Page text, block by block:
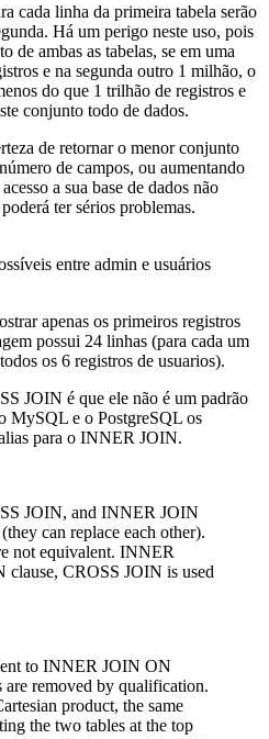
cada linha da primeira tabela serão
Há um perigo neste uso, pois
de ambas as tabelas, se em uma
e na segunda outro 1 milhão, o
do que 1 trilhão de registros e
conjunto todo de dados.
de retornar o menor conjunto
de campos, ou aumentando
a sua base de dados não
ter sérios problemas.
entre admin e usuários
apenas os primeiros registros
possui 24 linhas (para cada um
os 6 registros de usuarios).
JOIN é que ele não é um padrão
MySQL e o PostgreSQL os
para o INNER JOIN.
JOIN, and INNER JOIN
can replace each other).
not equivalent. INNER
clause, CROSS JOIN is used
to INNER JOIN ON
removed by qualification.
product, the same
the two tables at the top